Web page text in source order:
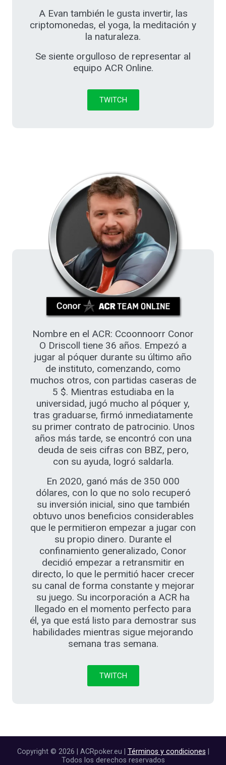
A Evan también le gusta invertir, las
criptomonedas, el yoga, la meditación y
la naturaleza.
Se siente orgulloso de representar al
equipo ACR Online.
TWITCH
Nombre en el ACR: Ccoonnoorr Conor
O Driscoll tiene 36 años. Empezó a
jugar al póquer durante su último año
de instituto, comenzando, como
muchos otros, con partidas caseras de
5 $. Mientras estudiaba en la
universidad, jugó mucho al póquer y,
tras graduarse, firmó inmediatamente
su primer contrato de patrocinio. Unos
años más tarde, se encontró con una
deuda de seis cifras con BBZ, pero,
con su ayuda, logró saldarla.
En 2020, ganó más de 350 000
dólares, con lo que no solo recuperó
su inversión inicial, sino que también
obtuvo unos beneficios considerables
que le permitieron empezar a jugar con
su propio dinero. Durante el
confinamiento generalizado, Conor
decidió empezar a retransmitir en
directo, lo que le permitió hacer crecer
su canal de forma constante y mejorar
su juego. Su incorporación a ACR ha
llegado en el momento perfecto para
él, ya que está listo para demostrar sus
habilidades mientras sigue mejorando
semana tras semana.
TWITCH
Copyright © 2026 | ACRpoker.eu | Términos y condiciones
Todos los derechos reservados